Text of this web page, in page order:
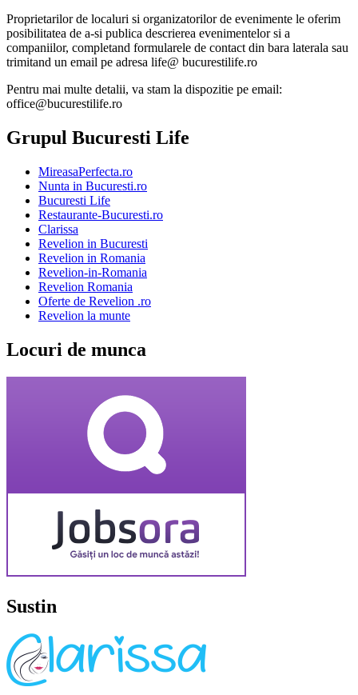
Proprietarilor de localuri si organizatorilor de evenimente le oferim
posibilitatea de a-si publica descrierea evenimentelor si a
companiilor, completand formularele de contact din bara laterala sau
trimitand un email pe adresa life@ bucurestilife.ro
Pentru mai multe detalii, va stam la dispozitie pe email:
office@bucurestilife.ro
Grupul Bucuresti Life
MireasaPerfecta.ro
Nunta in Bucuresti.ro
Bucuresti Life
Restaurante-Bucuresti.ro
Clarissa
Revelion in Bucuresti
Revelion in Romania
Revelion-in-Romania
Revelion Romania
Oferte de Revelion .ro
Revelion la munte
Locuri de munca
Sustin